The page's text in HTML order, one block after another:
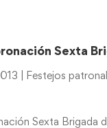
Sexta
Festejos
Sexta Brigada